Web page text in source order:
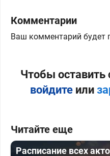
Комментарии
Ваш комментарий будет
Чтобы оставить
войдитеили
Читайте еще
Расписание всех